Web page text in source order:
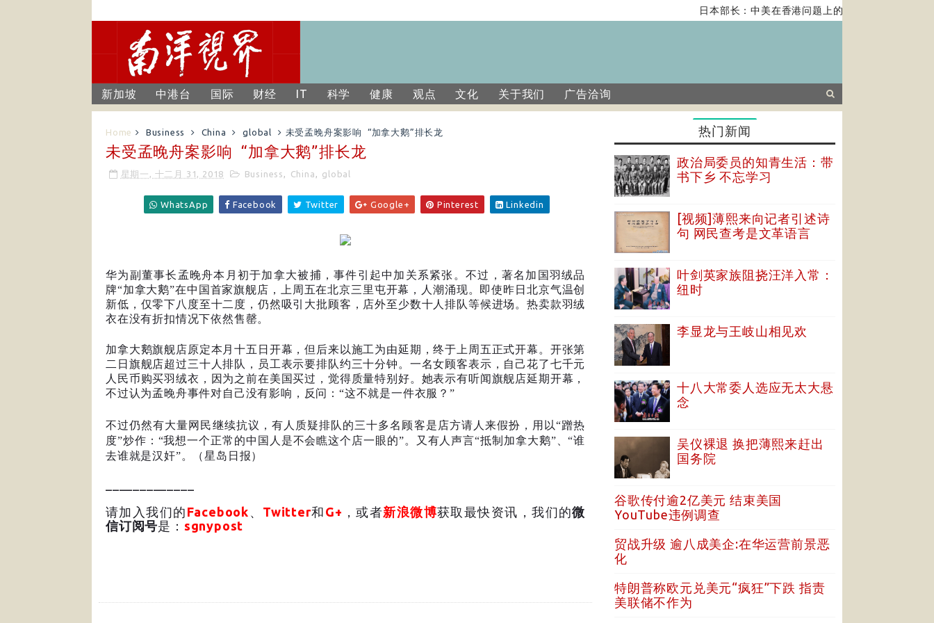
日本部长：中美在香港问题上的紧张关系对全球经济
新加坡 中港台 国际 财经 IT 科学 健康 观点 文化 关于我们 广告洽询
Home Business China global 未受孟晚舟案影响 “加拿大鹅”排长龙
未受孟晚舟案影响 “加拿大鹅”排长龙
星期一, 十二月 31, 2018 Business , China , global
WhatsApp Facebook Twitter Google+ Pinterest Linkedin
华为副董事长孟晚舟本月初于加拿大被捕，事件引起中加关系紧张。不过，著名加国羽绒品
牌“加拿大鹅”在中国首家旗舰店，上周五在北京三里屯开幕，人潮涌现。即使昨日北京气温创
新低，仅零下八度至十二度，仍然吸引大批顾客，店外至少数十人排队等候进场。热卖款羽绒
衣在没有折扣情况下依然售罄。
加拿大鹅旗舰店原定本月十五日开幕，但后来以施工为由延期，终于上周五正式开幕。开张第
二日旗舰店超过三十人排队，员工表示要排队约三十分钟。一名女顾客表示，自己花了七千元
人民币购买羽绒衣，因为之前在美国买过，觉得质量特别好。她表示有听闻旗舰店延期开幕，
不过认为孟晚舟事件对自己没有影响，反问：“这不就是一件衣服？”
不过仍然有大量网民继续抗议，有人质疑排队的三十多名顾客是店方请人来假扮，用以“蹭热
度”炒作：“我想一个正常的中国人是不会瞧这个店一眼的”。又有人声言“抵制加拿大鹅”、“谁
去谁就是汉奸”。（星岛日报）
请加入我们的 Facebook 、 Twitter和 G+ ，或者新浪微博获取最快资讯，我们的微
信订阅号是： sgnypost
热门新闻
政治局委员的知青生活：带
书下乡 不忘学习
[视频]薄熙来向记者引述诗
句 网民查考是文革语言
叶剑英家族阻挠汪洋入常：
纽时
李显龙与王岐山相见欢
十八大常委人选应无太大悬
念
吴仪裸退 换把薄熙来赶出
国务院
谷歌传付逾2亿美元 结束美国
YouTube违例调查
贸战升级 逾八成美企:在华运营前景恶
化
特朗普称欧元兑美元“疯狂”下跌 指责
美联储不作为